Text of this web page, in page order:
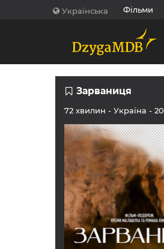
Українська Фільми
Зарваниця
72 хвилин - Україна -